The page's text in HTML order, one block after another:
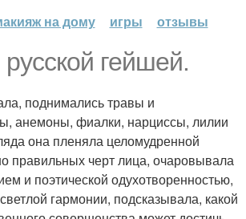
на дому
игры отзывы
русской гейшей.
поднимались травы и
анемоны, фиалки, нарциссы, лилии
она пленяла целомудренной
правильных черт лица, очаровывала
и поэтической одухотворенностью,
гармонии, подсказывала, какой